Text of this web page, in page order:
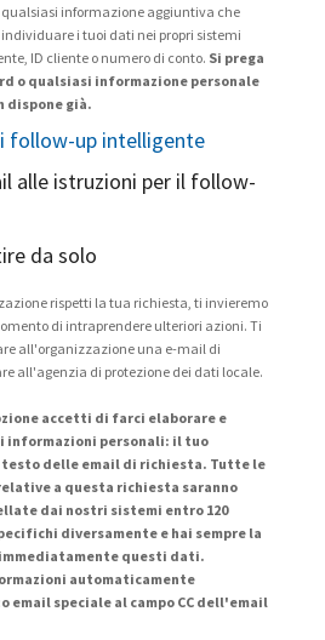
informazione aggiuntiva che
i tuoi dati nei propri sistemi
ID cliente o numero di conto. Si prega
o qualsiasi informazione personale
dispone già.
follow-up intelligente
alle istruzioni per il follow-
da solo
rispetti la tua richiesta, ti invieremo
di intraprendere ulteriori azioni. Ti
all'organizzazione una e-mail di
all'agenzia di protezione dei dati locale.
accetti di farci elaborare e
informazioni personali: il tuo
testo delle email di richiesta. Tutte le
a questa richiesta saranno
dai nostri sistemi entro 120
diversamente e hai sempre la
questi dati.
automaticamente
email speciale al campo CC dell'email